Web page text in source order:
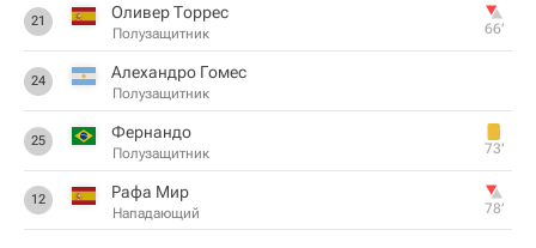
21 Оливер Торрес
Полузащитник 66‎’‎
24 Алехандро Гомес
Полузащитник
25 Фернандо
Полузащитник 73‎’‎
12 Рафа Мир
Нападающий 78‎’‎